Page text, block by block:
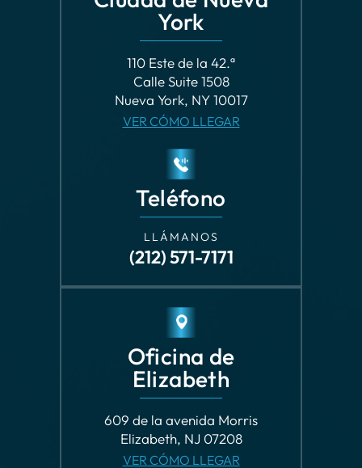
110 Este de la 42.ª
Calle Suite 1508
Nueva York, NY 10017
VER CÓMO LLEGAR
Teléfono
LLÁMANOS
(212) 571-7171
Oficina de
Elizabeth
609 de la avenida Morris
Elizabeth, NJ 07208